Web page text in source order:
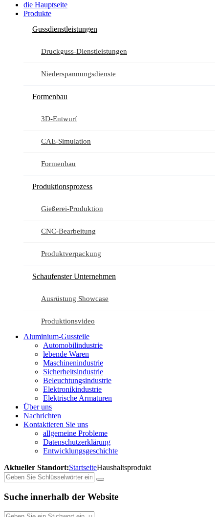
die Hauptseite
Produkte
Gussdienstleistungen
Druckguss-Dienstleistungen
Niederspannungsdienste
Formenbau
3D-Entwurf
CAE-Simulation
Formenbau
Produktionsprozess
Gießerei-Produktion
CNC-Bearbeitung
Produktverpackung
Schaufenster Unternehmen
Ausrüstung Showcase
Produktionsvideo
Aluminium-Gussteile
Automobilindustrie
lebende Waren
Maschinenindustrie
Sicherheitsindustrie
Beleuchtungsindustrie
Elektronikindustrie
Elektrische Armaturen
Über uns
Nachrichten
Kontaktieren Sie uns
allgemeine Probleme
Datenschutzerklärung
Entwicklungsgeschichte
Aktueller Standort:StartseiteHaushaltsprodukt
Suche innerhalb der Website